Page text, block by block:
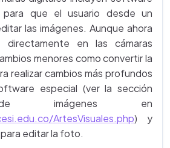
que el usuario desde un
las imágenes. Aunque ahora
en las cámaras
menores como convertir la
realizar cambios más profundos
especial (ver la sección
imágenes en
ArtesVisuales.php) y
editar la foto.